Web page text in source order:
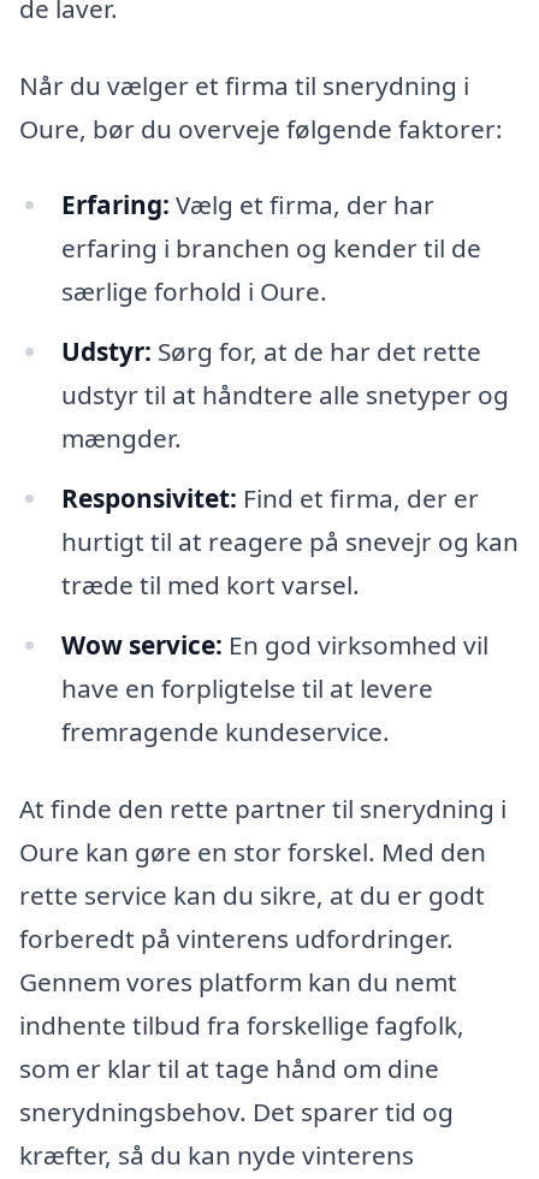
de laver.
Når du vælger et firma til snerydning i
Oure, bør du overveje følgende faktorer:
Erfaring: Vælg et firma, der har
erfaring i branchen og kender til de
særlige forhold i Oure.
Udstyr: Sørg for, at de har det rette
udstyr til at håndtere alle snetyper og
mængder.
Responsivitet: Find et firma, der er
hurtigt til at reagere på snevejr og kan
træde til med kort varsel.
Wow service: En god virksomhed vil
have en forpligtelse til at levere
fremragende kundeservice.
At finde den rette partner til snerydning i
Oure kan gøre en stor forskel. Med den
rette service kan du sikre, at du er godt
forberedt på vinterens udfordringer.
Gennem vores platform kan du nemt
indhente tilbud fra forskellige fagfolk,
som er klar til at tage hånd om dine
snerydningsbehov. Det sparer tid og
kræfter, så du kan nyde vinterens